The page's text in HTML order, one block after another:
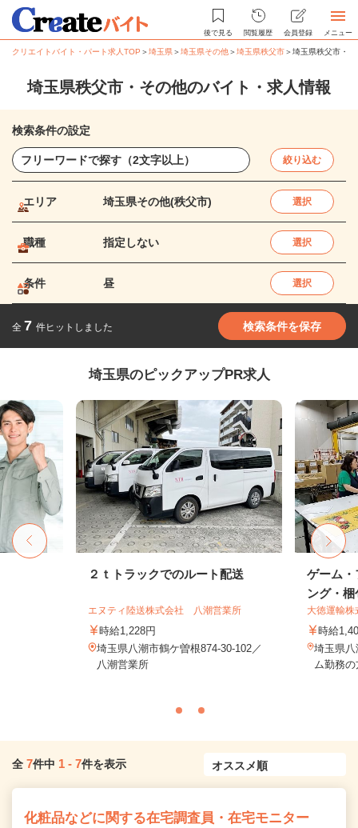
後で見る 閲覧履歴 会員登録 メニュー
クリエイトバイト・パート求人TOP ＞埼玉県＞埼玉県その他＞埼玉県秩父市＞埼玉県秩父市・
埼玉県秩父市・その他のバイト・求人情報
検索条件の設定
絞り込む
エリア 埼玉県その他(秩父市) 選択
職種 指定しない 選択
条件 昼 選択
全 7 件ヒットしました 検索条件を保存
埼玉県のピックアップPR求人
２ｔトラックでのルート配送
エヌティ陸送株式会社 八潮営業所
時給1,228円
埼玉県八潮市鶴ケ曽根874-30-102／
八潮営業所
ゲーム・
ング・
大徳運輸株
時給
埼玉県
ム勤務
全 7件中 1 - 7件を表示
化粧品などに関する在宅調査員・在宅モニター